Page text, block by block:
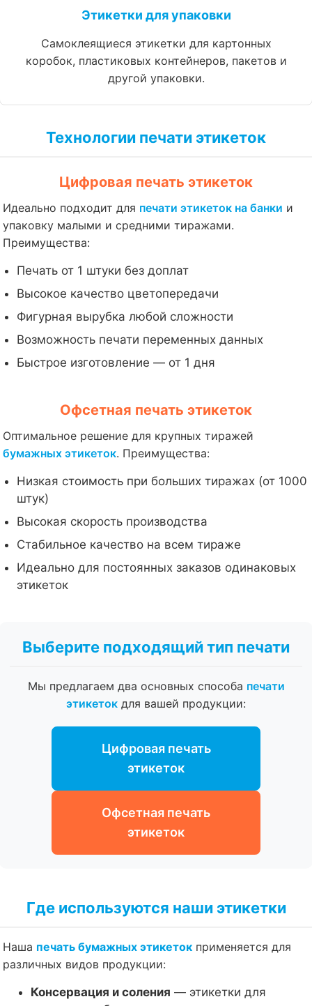
Этикетки для упаковки
Самоклеящиеся этикетки для картонных
коробок, пластиковых контейнеров, пакетов и
другой упаковки.
Технологии печати этикеток
Цифровая печать этикеток
Идеально подходит для печати этикеток на банки и
упаковку малыми и средними тиражами.
Преимущества:
Печать от 1 штуки без доплат
Высокое качество цветопередачи
Фигурная вырубка любой сложности
Возможность печати переменных данных
Быстрое изготовление — от 1 дня
Офсетная печать этикеток
Оптимальное решение для крупных тиражей
бумажных этикеток. Преимущества:
Низкая стоимость при больших тиражах (от 1000
штук)
Высокая скорость производства
Стабильное качество на всем тираже
Идеально для постоянных заказов одинаковых
этикеток
Выберите подходящий тип печати
Мы предлагаем два основных способа печати
этикеток для вашей продукции:
Цифровая печать
этикеток
Офсетная печать
этикеток
Где используются наши этикетки
Наша печать бумажных этикеток применяется для
различных видов продукции:
Консервация и соления — этикетки для